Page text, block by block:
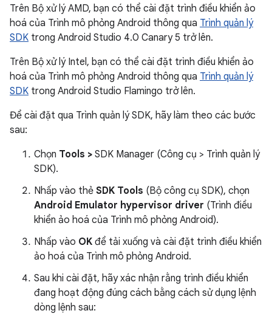
Trên Bộ xử lý AMD, bạn có thể cài đặt trình điều khiển ảo
hoá của Trình mô phỏng Android thông qua Trình quản lý
SDK trong Android Studio 4.0 Canary 5 trở lên.
Trên Bộ xử lý Intel, bạn có thể cài đặt trình điều khiển ảo
hoá của Trình mô phỏng Android thông qua Trình quản lý
SDK trong Android Studio Flamingo trở lên.
Để cài đặt qua Trình quản lý SDK, hãy làm theo các bước
sau:
Chọn Tools > SDK Manager (Công cụ > Trình quản lý
SDK).
Nhấp vào thẻ SDK Tools (Bộ công cụ SDK), chọn
Android Emulator hypervisor driver (Trình điều
khiển ảo hoá của Trình mô phỏng Android).
Nhấp vào OK để tải xuống và cài đặt trình điều khiển
ảo hoá của Trình mô phỏng Android.
Sau khi cài đặt, hãy xác nhận rằng trình điều khiển
đang hoạt động đúng cách bằng cách sử dụng lệnh
dòng lệnh sau: